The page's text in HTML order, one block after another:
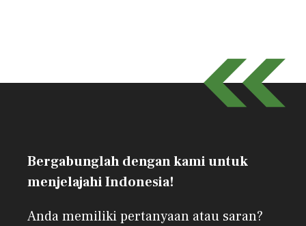
Bergabunglah dengan kami untuk
menjelajahi Indonesia!
Anda memiliki pertanyaan atau saran?